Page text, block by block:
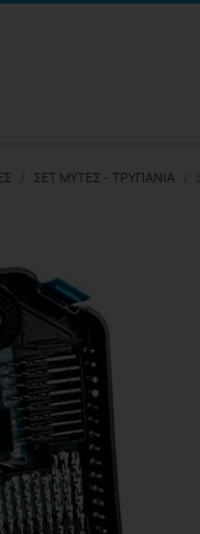
ΣΕΤ ΜΎΤΕΣ - ΤΡΥΠΆΝΙΑ